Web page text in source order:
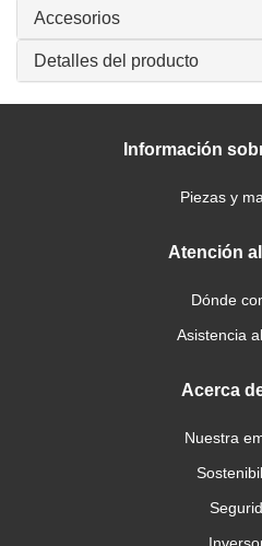
Accesorios
Detalles del producto
Información
Piezas y
Atención
Dónde
Asistencia
Acerca
Nuestra